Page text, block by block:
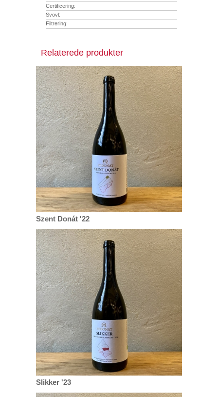
Certificering:
Svovl:
Filtrering:
Relaterede produkter
Szent Donát '22
Slikker '23